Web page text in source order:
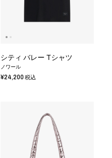
シティ バレー Tシャツ
ノワール
¥24,200 税込